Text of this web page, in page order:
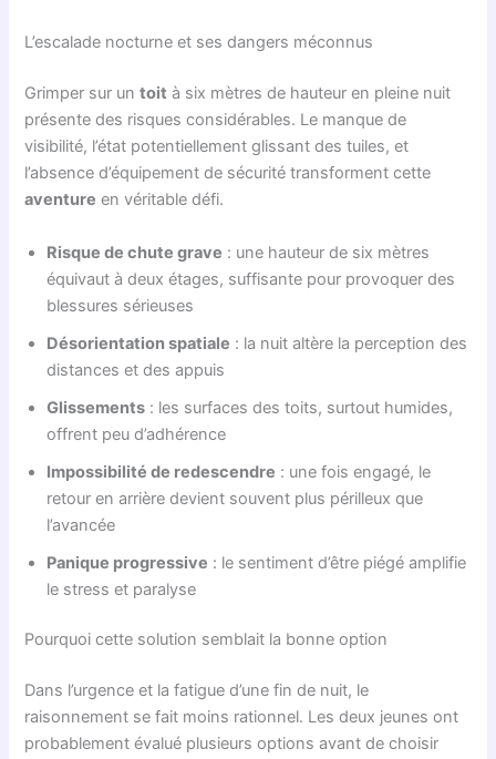
L’escalade nocturne et ses dangers méconnus
Grimper sur untoit à six mètres de hauteur en pleine nuit
présente des risques considérables. Le manque de
visibilité, l’état potentiellement glissant des tuiles, et
l’absence d’équipement de sécurité transforment cette
aventure en véritable défi.
Risque de chute grave : une hauteur de six mètres
équivaut à deux étages, suffisante pour provoquer des
blessures sérieuses
Désorientation spatiale : la nuit altère la perception des
distances et des appuis
Glissements : les surfaces des toits, surtout humides,
offrent peu d’adhérence
Impossibilité de redescendre : une fois engagé, le
retour en arrière devient souvent plus périlleux que
l’avancée
Panique progressive : le sentiment d’être piégé amplifie
le stress et paralyse
Pourquoi cette solution semblait la bonne option
Dans l’urgence et la fatigue d’une fin de nuit, le
raisonnement se fait moins rationnel. Les deux jeunes ont
probablement évalué plusieurs options avant de choisir